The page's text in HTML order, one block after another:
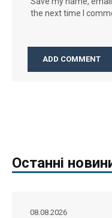
the next time I
Останні
08.08.2026